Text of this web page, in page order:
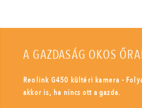
A GAZDASÁG OKOS
Reolink G450 kültéri kamera -
akkor is, ha nincs ott a gazda.